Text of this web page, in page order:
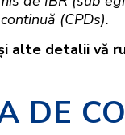
(CPDs).
alte detalii vă
DE